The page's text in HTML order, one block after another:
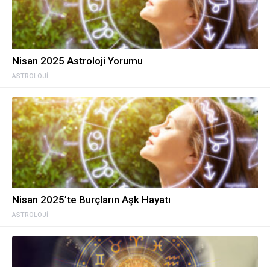
ASTROLOJI
Nisan 2025 Astroloji Yorumu
ASTROLOJI
Nisan 2025’te Burçların Aşk Hayatı